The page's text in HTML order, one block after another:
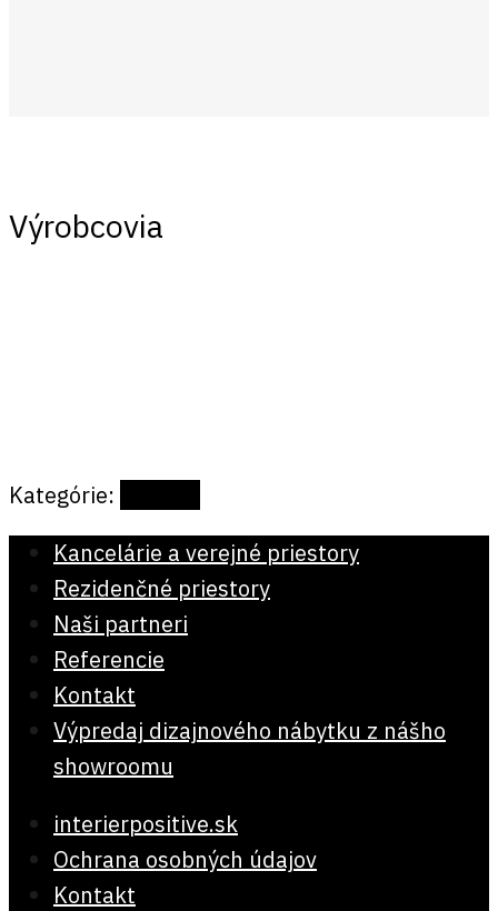
Výrobcovia
Kategórie:
Kancelárie a verejné priestory
Rezidenčné priestory
Naši partneri
Referencie
Kontakt
Výpredaj dizajnového nábytku z nášho
showroomu
interierpositive.sk
Ochrana osobných údajov
Kontakt